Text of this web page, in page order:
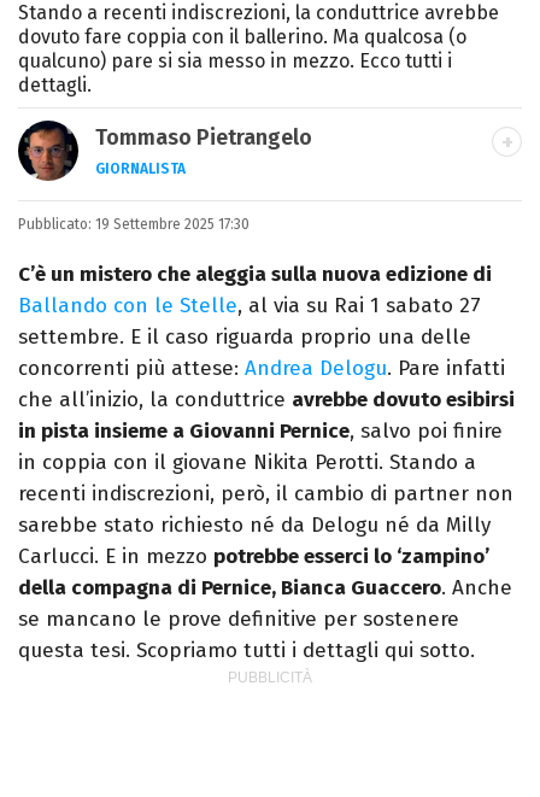
Stando a recenti indiscrezioni, la conduttrice avrebbe
dovuto fare coppia con il ballerino. Ma qualcosa (o
qualcuno) pare si sia messo in mezzo. Ecco tutti i
dettagli.
Tommaso Pietrangelo
GIORNALISTA
Autore, giornalista, cantautore. Laureato in
cinema, poesia e Shakespeare. Scrive
canzoni e ama i gatti.
Pubblicato: 19 Settembre 2025 17:30
C’è un mistero che aleggia sulla nuova edizione di
Ballando con le Stelle, al via su Rai 1 sabato 27
settembre. E il caso riguarda proprio una delle
concorrenti più attese: Andrea Delogu. Pare infatti
che all’inizio, la conduttrice avrebbe dovuto esibirsi
in pista insieme a Giovanni Pernice, salvo poi finire
in coppia con il giovane Nikita Perotti. Stando a
recenti indiscrezioni, però, il cambio di partner non
sarebbe stato richiesto né da Delogu né da Milly
Carlucci. E in mezzo potrebbe esserci lo ‘zampino’
della compagna di Pernice, Bianca Guaccero. Anche
se mancano le prove definitive per sostenere
questa tesi. Scopriamo tutti i dettagli qui sotto.